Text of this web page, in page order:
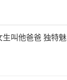
叫他爸爸 独特魅